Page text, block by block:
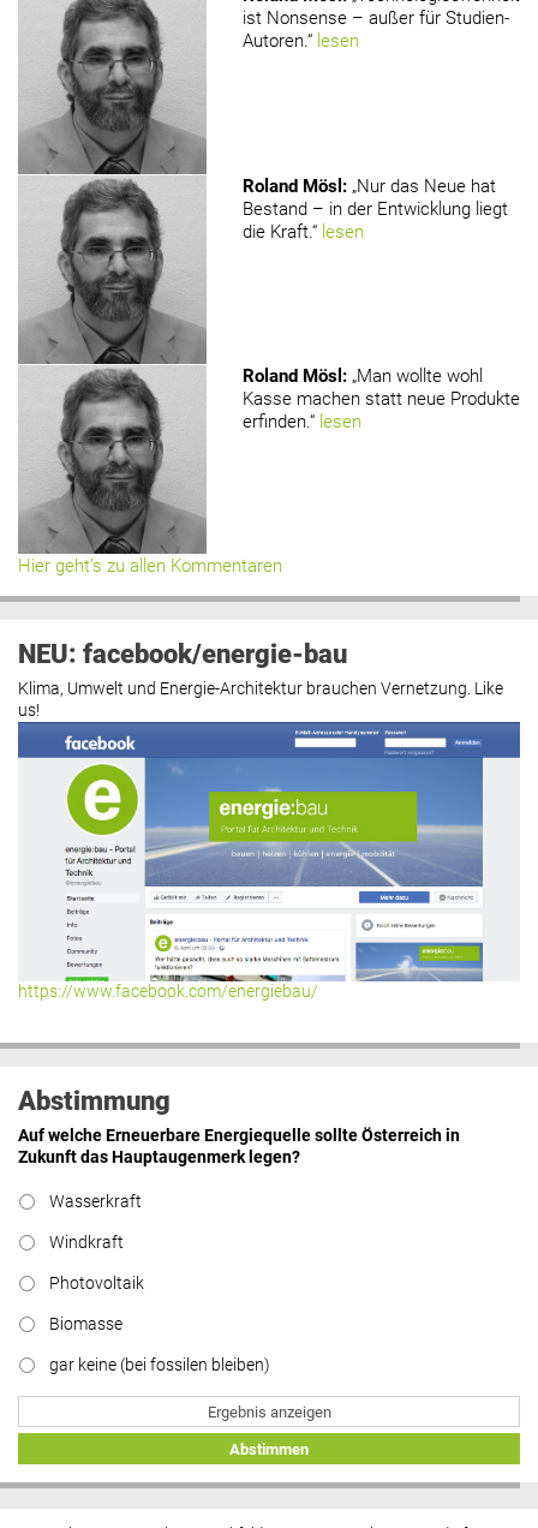
ist Nonsense – außer für Studien-
Autoren.“ lesen
Roland Mösl : „Nur das Neue hat
Bestand – in der Entwicklung liegt
die Kraft.“ lesen
Roland Mösl : „Man wollte wohl
Kasse machen statt neue Produkte
erfinden.“ lesen
Hier geht’s zu allen Kommentaren
NEU: facebook/energie-bau
Klima, Umwelt und Energie-Architektur brauchen Vernetzung. Like
us!
https://www.facebook.com/energiebau/
Abstimmung
Auf welche Erneuerbare Energiequelle sollte Österreich in
Zukunft das Hauptaugenmerk legen?
Wasserkraft
Windkraft
Photovoltaik
Biomasse
gar keine (bei fossilen bleiben)
Ergebnis anzeigen
Abstimmen